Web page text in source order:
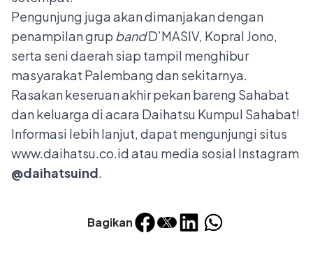
Bagikan
Pengunjung juga akan dimanjakan dengan
penampilan grup bandD’MASIV, Kopral Jono,
serta seni daerah siap tampil menghibur
masyarakat Palembang dan sekitarnya.
Rasakan keseruan akhir pekan bareng Sahabat
dan keluarga di acara Daihatsu Kumpul Sahabat!
Informasi lebih lanjut, dapat mengunjungi situs
www.daihatsu.co.idatau media sosial Instagram
@daihatsuind.